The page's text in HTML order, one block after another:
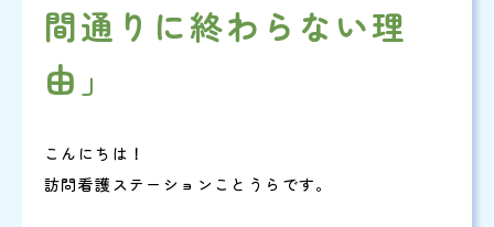
間通りに終わらない理
由」
こんにちは！
訪問看護ステーションことうらです。